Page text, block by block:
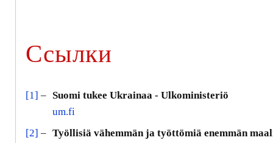
Ссылки
[1] – Suomi tukee Ukrainaa - Ulkoministeriö
um.fi
[2] – Työllisiä vähemmän ja työttömiä enemmän